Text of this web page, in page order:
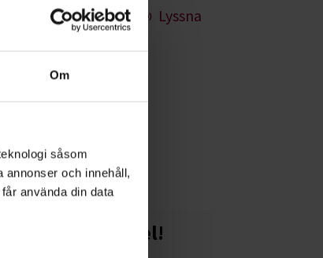
Om
såsom
annonser och innehåll,
använda din data
Lyssna
Öva upp
en studiecirkel!